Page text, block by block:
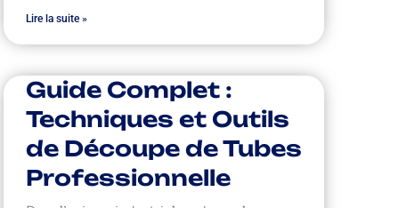
Lire la suite »
Guide Complet :
Techniques et Outils
de Découpe de Tubes
Professionnelle